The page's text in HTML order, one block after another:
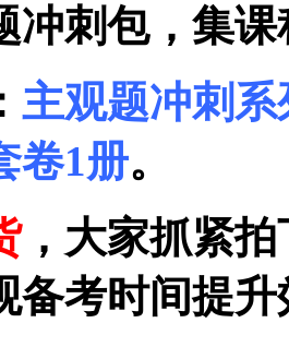
冲刺包，集
主观题冲刺
卷1册。
，大家抓紧
备考时间提升